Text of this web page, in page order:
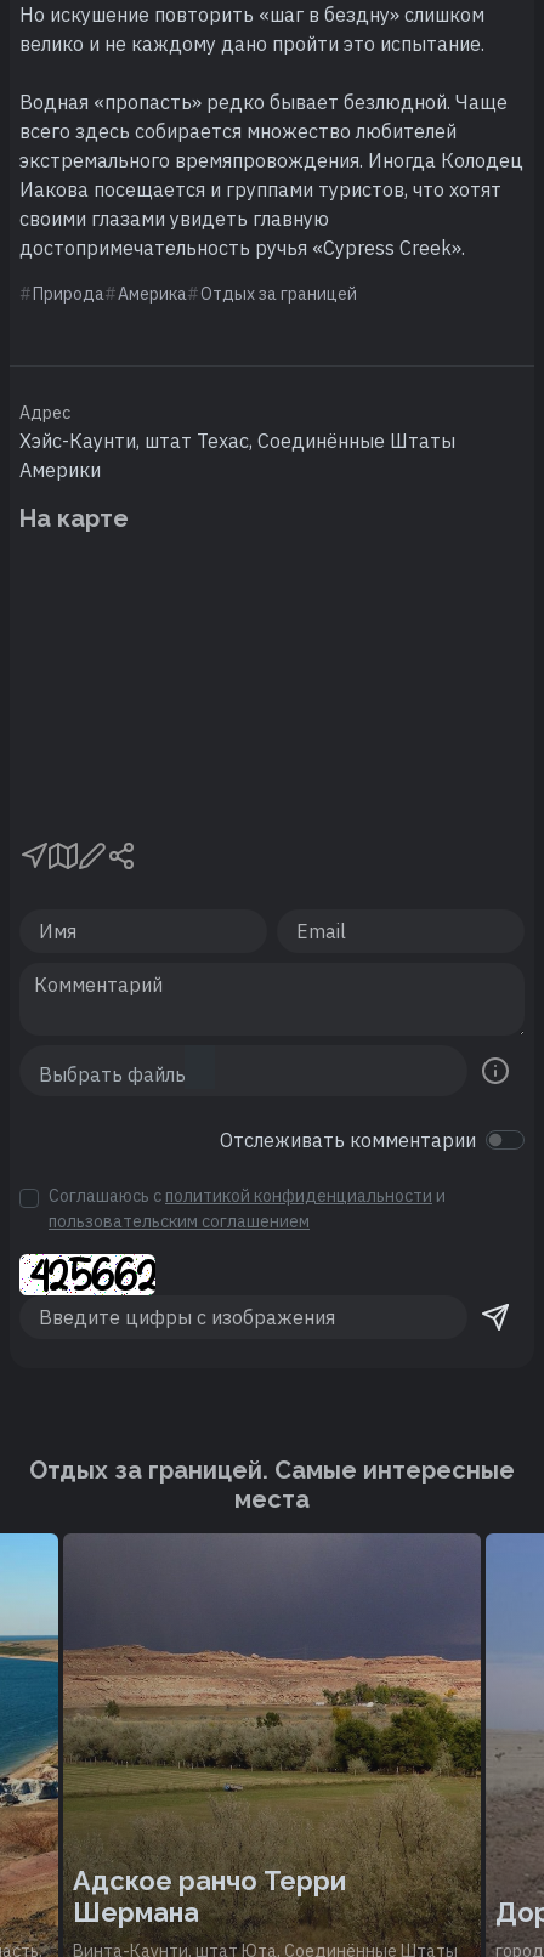
Но искушение повторить «шаг в бездну» слишком
велико и не каждому дано пройти это испытание.
Водная «пропасть» редко бывает безлюдной. Чаще
всего здесь собирается множество любителей
экстремального времяпровождения. Иногда Колодец
Иакова посещается и группами туристов, что хотят
своими глазами увидеть главную
достопримечательность ручья «Cypress Creek».
Природа Америка Отдых за границей
Адрес
Хэйс-Каунти, штат Техас, Соединённые Штаты
Америки
На карте
Отслеживать комментарии
Соглашаюсь с политикой конфиденциальности и
пользовательским соглашением
Отдых за границей. Cамые интересные
места
Адское ранчо Терри
Шермана
Винта-Каунти, штат Юта, Соединённые Штаты